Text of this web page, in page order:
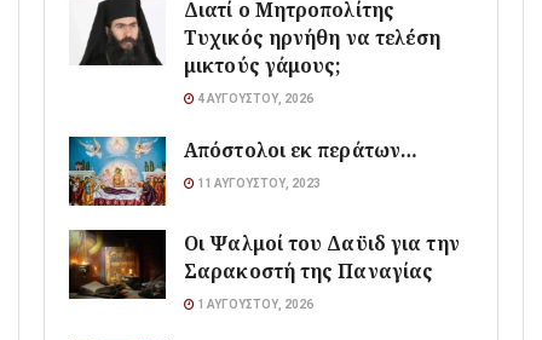
Διατί ο Μητροπολίτης
Τυχικός ηρνήθη να τελέση
μικτούς γάμους;
4 ΑΥΓΟΎΣΤΟΥ, 2026
Απόστολοι εκ περάτων…
11 ΑΥΓΟΎΣΤΟΥ, 2023
Οι Ψαλμοί του Δαϋιδ για την
Σαρακοστή της Παναγίας
1 ΑΥΓΟΎΣΤΟΥ, 2026